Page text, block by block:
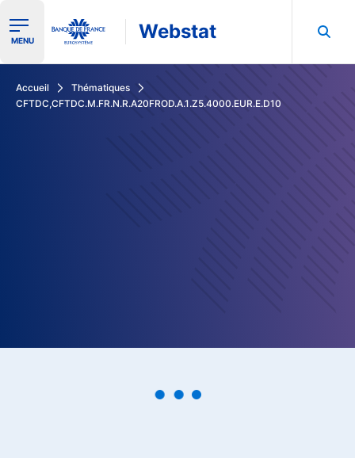
Ouvrir le menu de navigation
MENU Webstat
Accueil
Thématiques
CFTDC,CFTDC.M.FR.N.R.A20FROD.A.1.Z5.4000.EUR.E.D10